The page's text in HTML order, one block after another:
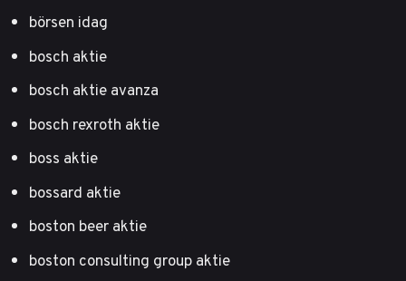
börsen idag
bosch aktie
bosch aktie avanza
bosch rexroth aktie
boss aktie
bossard aktie
boston beer aktie
boston consulting group aktie